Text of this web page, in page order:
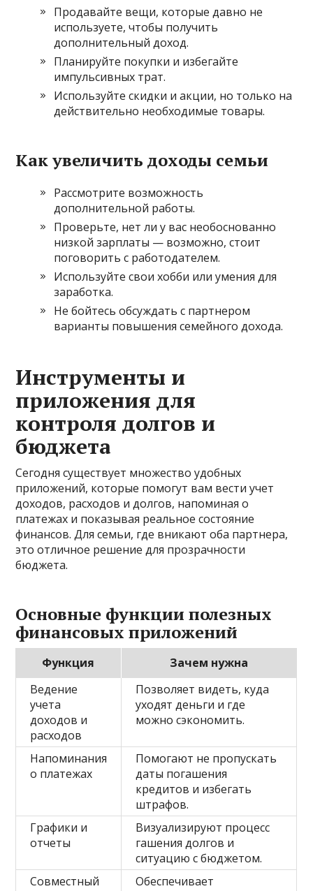
Продавайте вещи, которые давно не
используете, чтобы получить
дополнительный доход.
Планируйте покупки и избегайте
импульсивных трат.
Используйте скидки и акции, но только на
действительно необходимые товары.
Как увеличить доходы семьи
Рассмотрите возможность
дополнительной работы.
Проверьте, нет ли у вас необоснованно
низкой зарплаты — возможно, стоит
поговорить с работодателем.
Используйте свои хобби или умения для
заработка.
Не бойтесь обсуждать с партнером
варианты повышения семейного дохода.
Инструменты и
приложения для
контроля долгов и
бюджета
Сегодня существует множество удобных
приложений, которые помогут вам вести учет
доходов, расходов и долгов, напоминая о
платежах и показывая реальное состояние
финансов. Для семьи, где вникают оба партнера,
это отличное решение для прозрачности
бюджета.
Основные функции полезных
финансовых приложений
Функция
Зачем нужна
Ведение
учета
доходов и
расходов
Позволяет видеть, куда
уходят деньги и где
можно сэкономить.
Напоминания
о платежах
Помогают не пропускать
даты погашения
кредитов и избегать
штрафов.
Графики и
отчеты
Визуализируют процесс
гашения долгов и
ситуацию с бюджетом.
Совместный
Обеспечивает